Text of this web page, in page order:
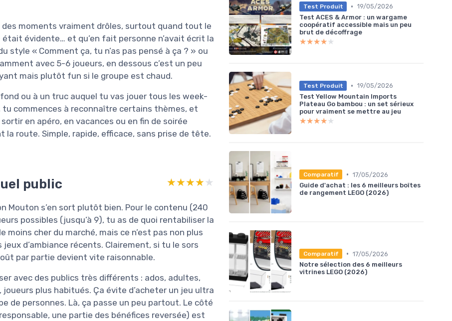
des moments vraiment drôles, surtout quand tout le
évidente… et qu’en fait personne n’avait écrit la
style « Comment ça, tu n’as pas pensé à ça ? » ou
avec 5-6 joueurs, en dessous c’est un peu
mais plutôt fun si le groupe est chaud.
ou à un truc auquel tu vas jouer tous les week-
commences à reconnaître certains thèmes, et
en apéro, en vacances ou en fin de soirée
route. Simple, rapide, efficace, sans prise de tête.
public ★★★★★
★★★★★
Mouton s’en sort plutôt bien. Pour le contenu (240
possibles (jusqu’à 9), tu as de quoi rentabiliser la
moins cher du marché, mais ce n’est pas non plus
d’ambiance récents. Clairement, si tu le sors
par partie devient vite raisonnable.
avec des publics très différents : ados, adultes,
plus habitués. Ça évite d’acheter un jeu ultra
de personnes. Là, ça passe un peu partout. Le côté
une partie des bénéfices reversée) est
Test Produit • 19/05/2026
Test ACES & Armor : un wargame
coopératif accessible mais un peu
brut de décoffrage
★★★★★
★★★★★
Test Produit • 19/05/2026
Test Yellow Mountain Imports
Plateau Go bambou : un set sérieux
pour vraiment se mettre au jeu
★★★★★
★★★★★
Comparatif • 17/05/2026
Guide d'achat : les 6 meilleurs boîtes
de rangement LEGO (2026)
Comparatif • 17/05/2026
Notre sélection des 6 meilleurs
vitrines LEGO (2026)